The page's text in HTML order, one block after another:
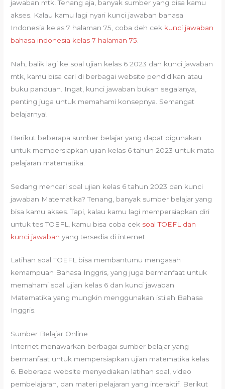
jawaban mtk! Tenang aja, banyak sumber yang bisa kamu
akses. Kalau kamu lagi nyari kunci jawaban bahasa
Indonesia kelas 7 halaman 75, coba deh cek kunci jawaban
bahasa indonesia kelas 7 halaman 75
Nah, balik lagi ke soal ujian kelas 6 2023 dan kunci jawaban
mtk, kamu bisa cari di berbagai website pendidikan atau
buku panduan. Ingat, kunci jawaban bukan segalanya,
penting juga untuk memahami konsepnya. Semangat
belajarnya!
Berikut beberapa sumber belajar yang dapat digunakan
untuk mempersiapkan ujian kelas 6 tahun 2023 untuk mata
pelajaran matematika.
Sedang mencari soal ujian kelas 6 tahun 2023 dan kunci
jawaban Matematika? Tenang, banyak sumber belajar yang
bisa kamu akses. Tapi, kalau kamu lagi mempersiapkan diri
untuk tes TOEFL, kamu bisa coba cek soal TOEFL dan
kunci jawaban yang tersedia di internet.
Latihan soal TOEFL bisa membantumu mengasah
kemampuan Bahasa Inggris, yang juga bermanfaat untuk
memahami soal ujian kelas 6 dan kunci jawaban
Matematika yang mungkin menggunakan istilah Bahasa
Inggris.
Sumber Belajar Online
Internet menawarkan berbagai sumber belajar yang
bermanfaat untuk mempersiapkan ujian matematika kelas
6. Beberapa website menyediakan latihan soal, video
pembelajaran, dan materi pelajaran yang interaktif. Berikut